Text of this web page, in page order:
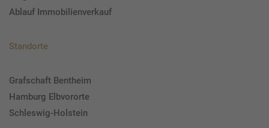
Ablauf Immobilienverkauf
Standorte
Grafschaft Bentheim
Hamburg Elbvororte
Schleswig-Holstein